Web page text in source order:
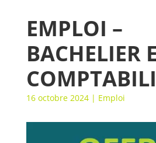
EMPLOI –
BACHELIER
16 octobre 2024| Emploi